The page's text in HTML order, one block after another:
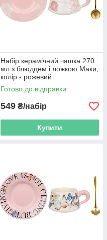
Набір керамічний чашка 270
мл з блюдцем і ложкою Маки,
колір - рожевий
Готово до відправки
549 ₴/набір
Купити